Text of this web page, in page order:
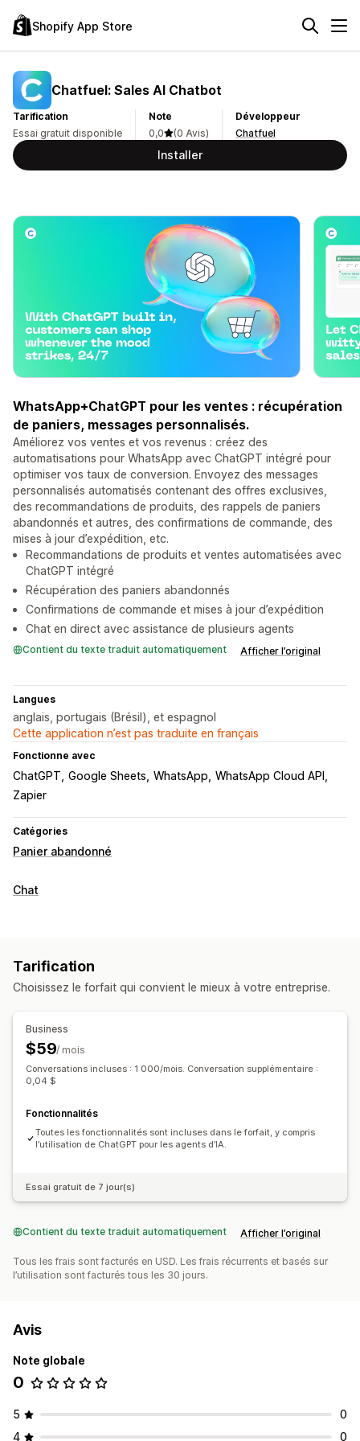
Shopify App Store
Chatfuel: Sales AI Chatbot
Tarification
Essai gratuit disponible
Note
0,0
(0 Avis)
Développeur
Chatfuel
Installer
WhatsApp+ChatGPT pour les ventes : récupération
de paniers, messages personnalisés.
Améliorez vos ventes et vos revenus : créez des
automatisations pour WhatsApp avec ChatGPT intégré pour
optimiser vos taux de conversion. Envoyez des messages
personnalisés automatisés contenant des offres exclusives,
des recommandations de produits, des rappels de paniers
abandonnés et autres, des confirmations de commande, des
mises à jour d’expédition, etc.
Recommandations de produits et ventes automatisées avec
ChatGPT intégré
Récupération des paniers abandonnés
Confirmations de commande et mises à jour d’expédition
Chat en direct avec assistance de plusieurs agents
Contient du texte traduit automatiquement Afficher l’original
Langues
anglais, portugais (Brésil), et espagnol
Cette application n’est pas traduite en français
Fonctionne avec
ChatGPT Google Sheets WhatsApp WhatsApp Cloud API
Zapier
Catégories
Panier abandonné
Chat
Tarification
Choisissez le forfait qui convient le mieux à votre entreprise.
Business
$59/ mois
Conversations incluses : 1 000/mois. Conversation supplémentaire :
0,04 $
Fonctionnalités
Toutes les fonctionnalités sont incluses dans le forfait, y compris
l’utilisation de ChatGPT pour les agents d’IA.
Essai gratuit de 7 jour(s)
Contient du texte traduit automatiquement Afficher l’original
Tous les frais sont facturés en USD. Les frais récurrents et basés sur
l’utilisation sont facturés tous les 30 jours.
Avis
Note globale
0
5
0
4
0